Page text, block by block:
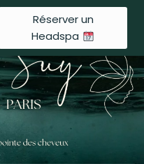
Réserver un
Headspa